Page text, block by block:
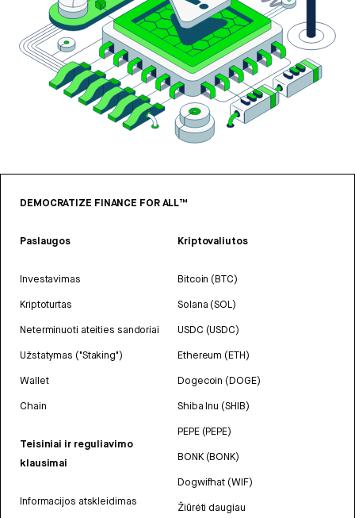
DEMOCRATIZE FINANCE FOR ALL™
Paslaugos
Investavimas
Kriptoturtas
Neterminuoti ateities sandoriai
Užstatymas ("Staking")
Wallet
Chain
Teisiniai ir reguliavimo
klausimai
Informacijos atskleidimas
Kriptovaliutos
Bitcoin (BTC)
Solana (SOL)
USDC (USDC)
Ethereum (ETH)
Dogecoin (DOGE)
Shiba Inu (SHIB)
PEPE (PEPE)
BONK (BONK)
Dogwifhat (WIF)
Žiūrėti daugiau